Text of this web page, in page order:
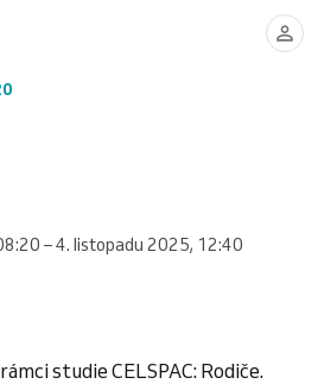
– 4. listopadu 2025, 12:40
studie CELSPAC: Rodiče.